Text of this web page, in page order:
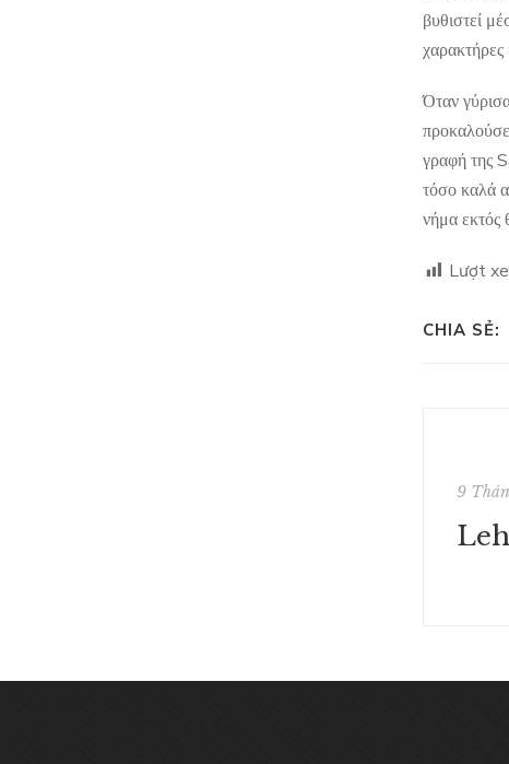
βυθιστεί
Όταν
γραφή της
τόσο καλά
νήμα εκτός
Lượt
CHIA SẺ:
9